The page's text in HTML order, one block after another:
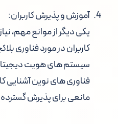
آموزش و پذیرش کاربران:
یکی دیگر از موانع مهم،
کاربران در مورد فناوری
سیستم های هویت دیجیتال
فناوری های نوین آشنایی
مانعی برای پذیرش